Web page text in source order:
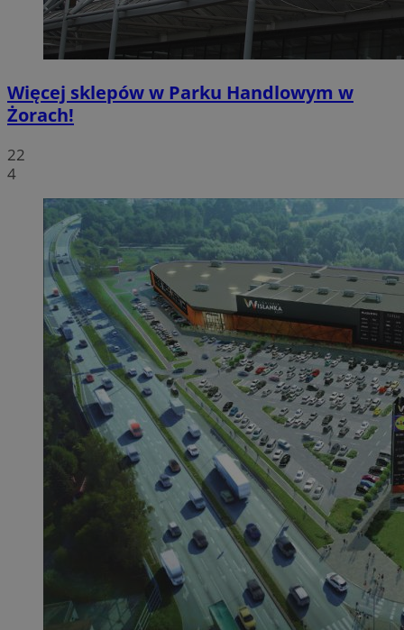
Więcej sklepów w Parku Handlowym w
Żorach!
22
4